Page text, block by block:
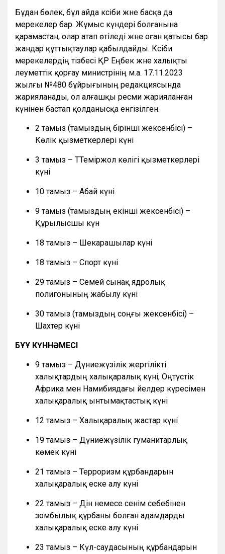
Бұдан бөлек, бұл айда кәсіби және басқа да
мерекелер бар. Жұмыс күндері болғанына
қарамастан, олар атап өтіледі және оған қатысы бар
жандар құттықтаулар қабылдайды. Кәсіби
мерекелердің тізбесі ҚР Еңбек және халықты
әлеуметтік қорғау министрінің м.а. 17.11.2023
жылғы №480 бұйрығының редакциясында
жарияланады, ол алғашқы ресми жарияланған
күнінен бастап қолданысқа енгізілген.
2 тамыз (тамыздың бірінші жексенбісі) –
Көлік қызметкерлері күні
3 тамыз – ТТеміржол көлігі қызметкерлері
күні
10 тамыз – Абай күні
9 тамыз (тамыздың екінші жексенбісі) –
Құрылысшы күн
18 тамыз – Шекарашылар күні
18 тамыз – Спорт күні
29 тамыз – Семей сынақ ядролық
полигонының жабылу күні
30 тамыз (тамыздың соңғы жексенбісі) –
Шахтер күні
БҰҰ КҮННӘМЕСІ
9 тамыз – Дүниежүзілік жергілікті
халықтардың халықаралық күні; Оңтүстік
Африка мен Намибиядағы әйелдер күресімен
халықаралық ынтымақтастық күні
12 тамыз – Халықаралық жастар күні
19 тамыз – Дүниежүзілік гуманитарлық
көмек күні
21 тамыз – Терроризм құрбандарын
халықаралық еске алу күні
22 тамыз – Дін немесе сенім себебінен
зомбылық құрбаны болған адамдарды
халықаралық еске алу күні
23 тамыз – Күл-саудасының құрбандарын